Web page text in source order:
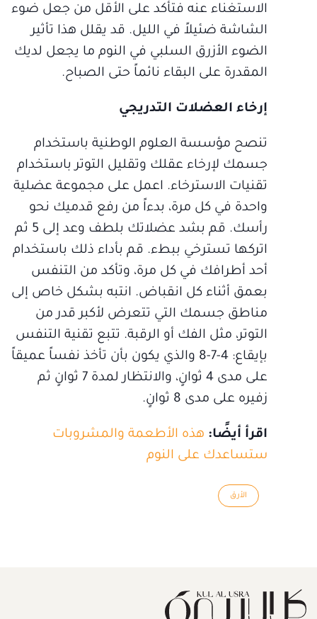
الاستغناء عنه فتأكد على الأقل من جعل ضوء
الشاشة ضئيلاً في الليل. قد يقلل هذا تأثير
الضوء الأزرق السلبي في النوم ما يجعل لديك
المقدرة على البقاء نائماً حتى الصباح.
إرخاء العضلات التدريجي
تنصح مؤسسة العلوم الوطنية باستخدام
جسمك لإرخاء عقلك وتقليل التوتر باستخدام
تقنيات الاسترخاء. اعمل على مجموعة عضلية
واحدة في كل مرة، بدءاً من رفع قدميك نحو
رأسك. قم بشد عضلاتك بلطف وعد إلى 5 ثم
اتركها تسترخي ببطء. قم بأداء ذلك باستخدام
أحد أطرافك في كل مرة، وتأكد من التنفس
بعمق أثناء كل انقباض. انتبه بشكل خاص إلى
مناطق جسمك التي تتعرض لأكبر قدر من
التوتر، مثل الفك أو الرقبة. تتبع تقنية التنفس
بإيقاع: 4-7-8 والذي يكون بأن تأخذ نفساً عميقاً
على مدى 4 ثوانٍ، والانتظار لمدة 7 ثوانٍ ثم
زفيره على مدى 8 ثوانٍ.
اقرأ أيضًا: هذه الأطعمة والمشروبات
ستساعدك على النوم
الأرق